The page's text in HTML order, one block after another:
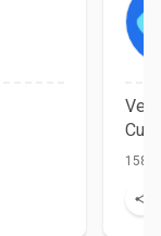
Vet
1584